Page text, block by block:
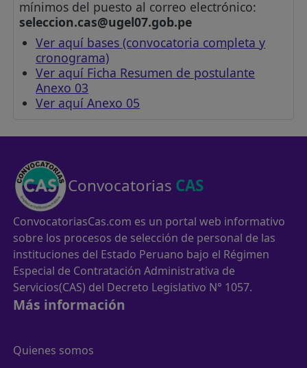
mínimos del puesto al correo electrónico:
seleccion.cas@ugel07.gob.pe
Ver aquí bases (convocatoria completa y
cronograma)
Ver aquí Ficha Resumen de postulante
Anexo 03
Ver aquí Anexo 05
Convocatorias CAS
ConvocatoriasCas.com es un portal web informativo
sobre los procesos de selección de personal de las
instituciones del Estado Peruano bajo el Régimen
Especial de Contratación Administrativa de
Servicios(CAS) del Decreto Legislativo N° 1057.
Más información
Quienes somos